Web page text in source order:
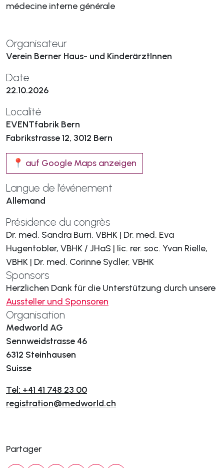
médecine interne générale
Organisateur
Verein Berner Haus- und KinderärztInnen
Date
22.10.2026
Localité
EVENTfabrik Bern
Fabrikstrasse 12, 3012 Bern
📍 auf Google Maps anzeigen
Langue de l’événement
Allemand
Présidence du congrès
Dr. med. Sandra Burri, VBHK | Dr. med. Eva
Hugentobler, VBHK / JHaS | lic. rer. soc. Yvan Rielle,
VBHK | Dr. med. Corinne Sydler, VBHK
Sponsors
Herzlichen Dank für die Unterstützung durch unsere
Aussteller und Sponsoren
Organisation
Medworld AG
Sennweidstrasse 46
6312 Steinhausen
Suisse
Tel: +41 41 748 23 00
registration@medworld.ch
Partager